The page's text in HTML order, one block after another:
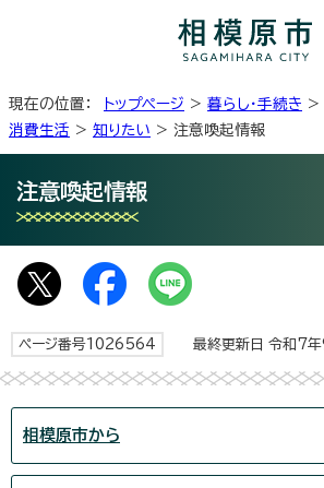
現在の位置： トップページ > 暮らし・手続き >
消費生活 > 知りたい > 注意喚起情報
注意喚起情報
ページ番号1026564 最終更新日 令和7年
相模原市から